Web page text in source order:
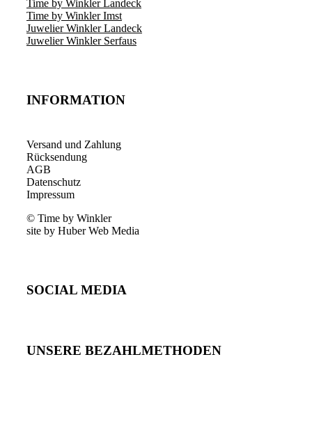
Time by Winkler Landeck
Time by Winkler Imst
Juwelier Winkler Landeck
Juwelier Winkler Serfaus
INFORMATION
Versand und Zahlung
Rücksendung
AGB
Datenschutz
Impressum
© Time by Winkler
site by Huber Web Media
SOCIAL MEDIA
UNSERE BEZAHLMETHODEN